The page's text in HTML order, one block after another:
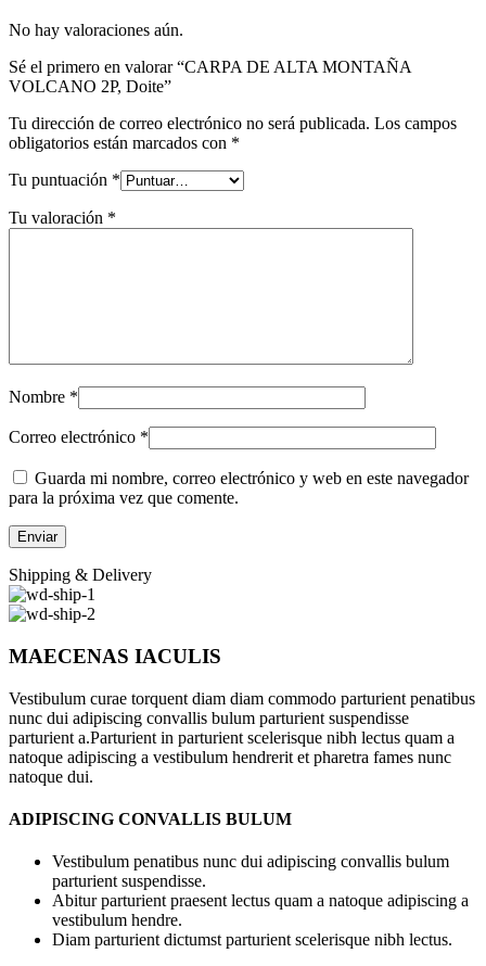
No hay valoraciones aún.
Sé el primero en valorar “CARPA DE ALTA MONTAÑA
VOLCANO 2P, Doite”
Tu dirección de correo electrónico no será publicada. Los campos
obligatorios están marcados con *
Tu puntuación *
Tu valoración *
Nombre *
Correo electrónico *
Guarda mi nombre, correo electrónico y web en este navegador
para la próxima vez que comente.
Shipping & Delivery
MAECENAS IACULIS
Vestibulum curae torquent diam diam commodo parturient penatibus
nunc dui adipiscing convallis bulum parturient suspendisse
parturient a.Parturient in parturient scelerisque nibh lectus quam a
natoque adipiscing a vestibulum hendrerit et pharetra fames nunc
natoque dui.
ADIPISCING CONVALLIS BULUM
Vestibulum penatibus nunc dui adipiscing convallis bulum
parturient suspendisse.
Abitur parturient praesent lectus quam a natoque adipiscing a
vestibulum hendre.
Diam parturient dictumst parturient scelerisque nibh lectus.